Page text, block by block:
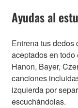
Ayudas al
Entrena tus
aceptados en
Hanon, Bayer,
canciones
izquierda por
escuchándolas.